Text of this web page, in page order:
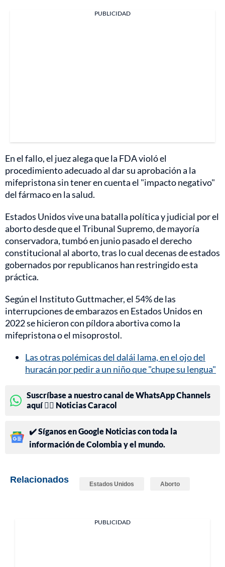
PUBLICIDAD
En el fallo, el juez alega que la FDA violó el
procedimiento adecuado al dar su aprobación a la
mifepristona sin tener en cuenta el "impacto negativo"
del fármaco en la salud.
Estados Unidos vive una batalla política y judicial por el
aborto desde que el Tribunal Supremo, de mayoría
conservadora, tumbó en junio pasado el derecho
constitucional al aborto, tras lo cual decenas de estados
gobernados por republicanos han restringido esta
práctica.
Según el Instituto Guttmacher, el 54% de las
interrupciones de embarazos en Estados Unidos en
2022 se hicieron con píldora abortiva como la
mifepristona o el misoprostol.
Las otras polémicas del dalái lama, en el ojo del
huracán por pedir a un niño que "chupe su lengua"
Suscríbase a nuestro canal de WhatsApp Channels
aquí 👉🏻 Noticias Caracol
✔️ Síganos en Google Noticias con toda la
información de Colombia y el mundo.
Relacionados Estados Unidos Aborto
PUBLICIDAD